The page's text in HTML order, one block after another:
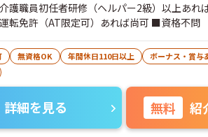
護職員初任者研修（ヘルパー2級）以上あれ
転免許（AT限定可）あれば尚可 ■資格不問
無資格OK 年間休日110日以上 ボーナス・賞与
詳細を見る 無料 紹